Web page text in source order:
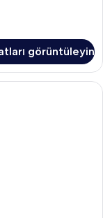
görüntüleyin
minibar, odada